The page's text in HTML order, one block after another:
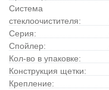
Система
стеклоочистителя:
Серия:
Спойлер:
Кол-во в упаковке:
Конструкция щетки:
Крепление: